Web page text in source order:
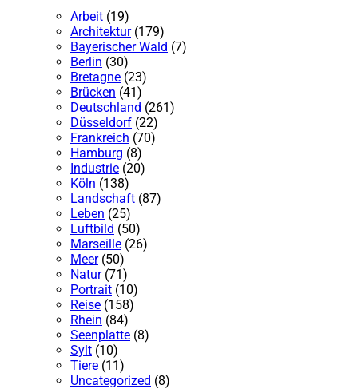
Arbeit (19)
Architektur(179)
Bayerischer Wald (7)
Berlin (30)
Bretagne (23)
Brücken (41)
Deutschland (261)
Düsseldorf (22)
Frankreich (70)
Hamburg (8)
Industrie (20)
Köln (138)
Landschaft (87)
Leben (25)
Luftbild (50)
Marseille (26)
Meer(50)
Natur(71)
Portrait (10)
Reise (158)
Rhein (84)
Seenplatte (8)
Sylt (10)
Tiere (11)
Uncategorized (8)